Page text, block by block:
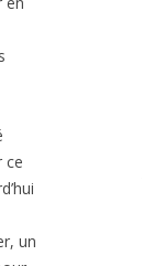
ce
un